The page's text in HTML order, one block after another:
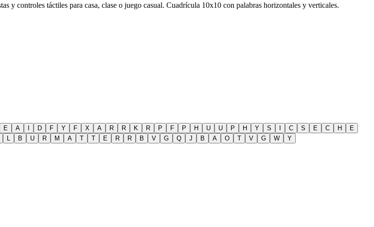
y controles táctiles para casa, clase o juego casual. Cuadrícula 10x10 con palabras horizontales y verticales.
E A I D F Y F X A R R K R P F P H U U P H Y S I C S E C H
E
L B U R M A T T E R R B V G Q J B A O T V G W Y